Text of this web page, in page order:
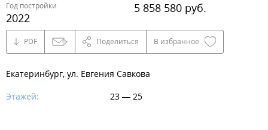
Год постройки
2022
5 858 580 руб.
PDF Поделиться В избранное
Екатеринбург, ул. Евгения Савкова
Этажей:
23 — 25